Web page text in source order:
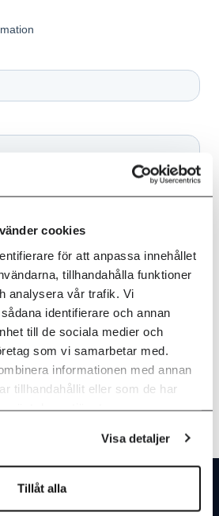
cookies
för att anpassa innehållet
tillhandahålla funktioner
analysera vår trafik. Vi
identifierare och annan
till de sociala medier och
som vi samarbetar med.
informationen med annan
tillhandahållit eller som de har
deras tjänster.
Visa detaljer
Tillåt alla